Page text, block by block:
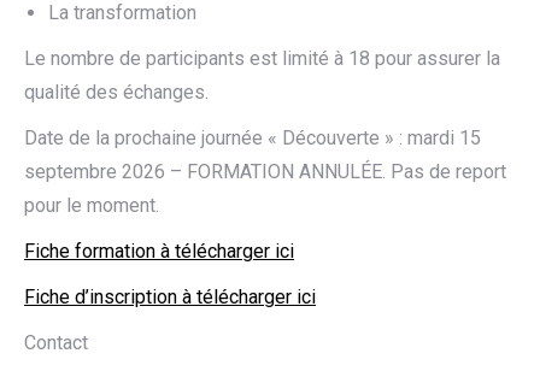
La transformation
Le nombre de participants est limité à 18 pour assurer la
qualité des échanges.
Date de la prochaine journée « Découverte » : mardi 15
septembre 2026 – FORMATION ANNULÉE. Pas de report
pour le moment.
Fiche formation à télécharger ici
Fiche d’inscription à télécharger ici
Contact